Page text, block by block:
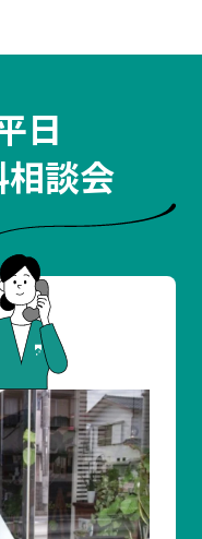
日
談会